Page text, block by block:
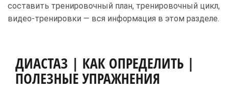
составить тренировочный план, тренировочный цикл,
видео-тренировки — вся информация в этом разделе.
ДИАСТАЗ | КАК ОПРЕДЕЛИТЬ |
ПОЛЕЗНЫЕ УПРАЖНЕНИЯ